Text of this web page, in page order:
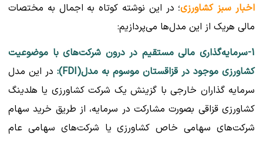
اخبار سبز کشاورزی؛ در این نوشته کوتاه به اجمال به مختصات
مالی هریک از این مدل‌ها می‌پردازیم:
1-سرمایه‌گذاری مالی مستقیم در درون شرکت‌های با موضوعیت
کشاورزی موجود در قزاقستان موسوم به مدل(FDI):
در این مدل
سرمایه گذاران خارجی با گزینش یک شرکت کشاورزی یا هلدینگ
کشاورزی قزاقی بصورت مشارکت در سرمایه، از طریق خرید سهام
شرکت‌های سهامی خاص کشاورزی یا شرکت‌های سهامی عام